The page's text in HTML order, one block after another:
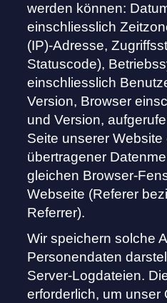
werden können:
einschliesslich
(IP)-Adresse,
Statuscode),
einschliesslich
Version, Browser
und Version,
Seite unserer
übertragener
gleichen Browser-
Webseite (Referer
Referrer).
Wir speichern solche
Personendaten
Server-Logdateien.
erforderlich, um unser